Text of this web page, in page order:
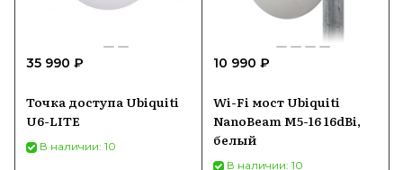
35 990 ₽
Точка доступа Ubiquiti
U6-LITE
В наличии: 10
10 990 ₽
Wi-Fi мост Ubiquiti
NanoBeam M5-16 16dBi,
белый
В наличии: 10